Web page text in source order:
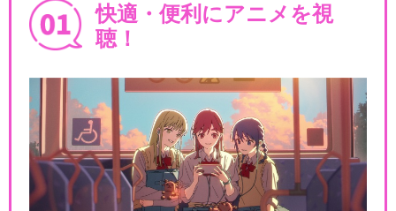
快適・便利にアニメを視
聴！